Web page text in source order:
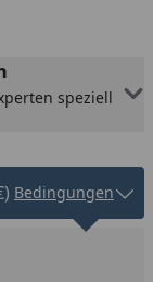
speziell
Bedingungen